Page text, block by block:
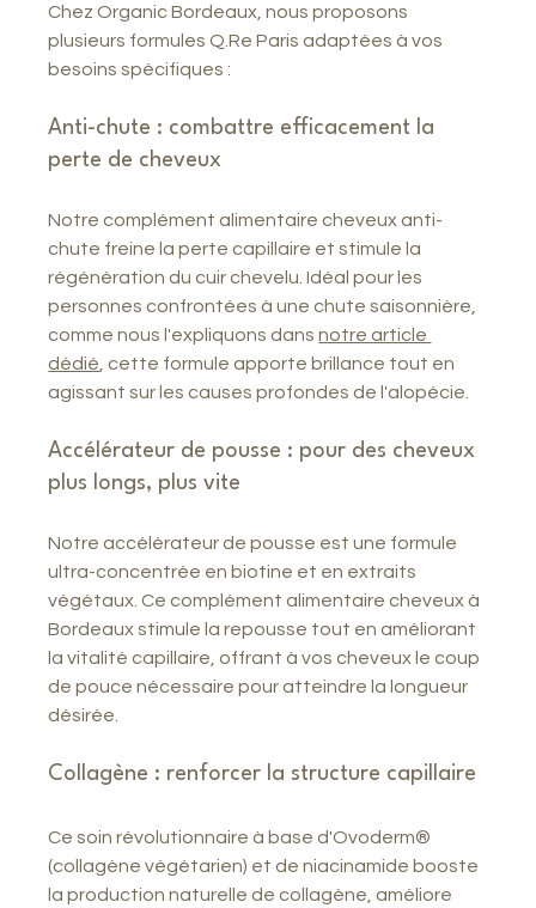
Chez Organic Bordeaux, nous proposons
plusieurs formules Q.Re Paris adaptées à vos
besoins spécifiques :
Anti-chute : combattre efficacement la
perte de cheveux
Notre complément alimentaire cheveux anti-
chute freine la perte capillaire et stimule la
régénération du cuir chevelu. Idéal pour les
personnes confrontées à une chute saisonnière,
comme nous l'expliquons dans notre article
dédié , cette formule apporte brillance tout en
agissant sur les causes profondes de l'alopécie.
Accélérateur de pousse : pour des cheveux
plus longs, plus vite
Notre accélérateur de pousse est une formule
ultra-concentrée en biotine et en extraits
végétaux. Ce complément alimentaire cheveux à
Bordeaux stimule la repousse tout en améliorant
la vitalité capillaire, offrant à vos cheveux le coup
de pouce nécessaire pour atteindre la longueur
désirée.
Collagène : renforcer la structure capillaire
Ce soin révolutionnaire à base d'Ovoderm®
(collagène végétarien) et de niacinamide booste
la production naturelle de collagène, améliore